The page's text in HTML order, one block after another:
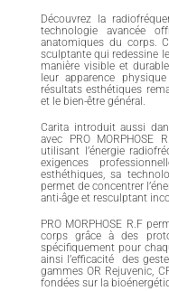
Découvrez la
technologie avancée
anatomiques du corps.
sculptante qui redessine
manière visible et
leur apparence
résultats esthétiques
et le bien-être général.
Carita introduit aussi
avec PRO MORPHOSE
utilisant l’énergie
exigences
esthéthiques, sa
permet de concentrer
anti-âge et resculptant
PRO MORPHOSE R.F
corps grâce à des
spécifiquement pour
ainsi l’efficacité des
gammes OR Rejuvenic,
fondées sur la